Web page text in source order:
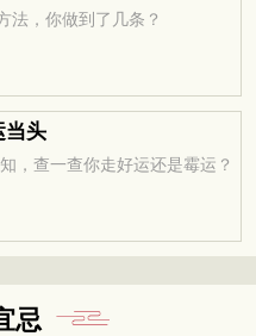
法，你做到了几条？
当头
，查一查你走好运还是霉运？
忌